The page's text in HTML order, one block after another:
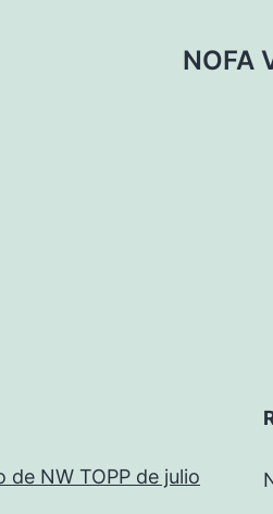
NOFA
NW TOPP de julio